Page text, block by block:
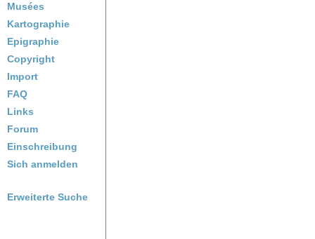
Musées
Kartographie
Epigraphie
Copyright
Import
FAQ
Links
Forum
Einschreibung
Sich anmelden
Erweiterte Suche